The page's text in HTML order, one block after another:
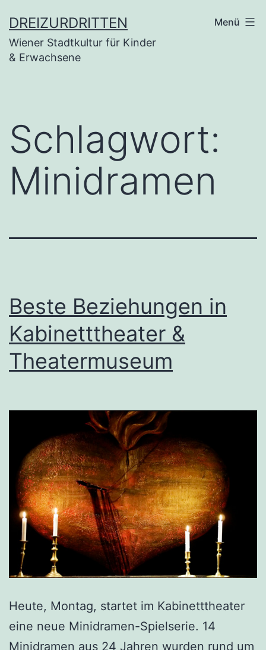
Inhalt
springen
DREIZURDRITTEN
Wiener Stadtkultur für Kinder
& Erwachsene
Menü
Schlagwort:
Minidramen
Beste Beziehungen in
Kabinetttheater &
Theatermuseum
Heute, Montag, startet im Kabinetttheater
eine neue Minidramen-Spielserie. 14
Minidramen aus 24 Jahren wurden rund um